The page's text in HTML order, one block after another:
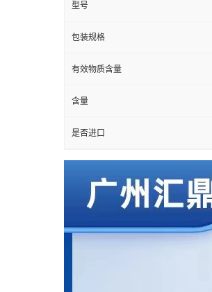
型号
包装规格
有效物质含量
含量
是否进口